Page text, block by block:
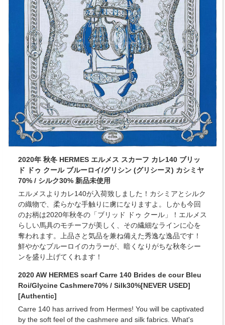
2020年 秋冬 HERMES エルメス スカーフ カレ140 ブリッ
ド ドゥ クール ブルーロイ/グリシン (グリシーヌ) カシミヤ
70% / シルク30% 新品未使用
エルメスよりカレ140が入荷致しました！カシミアとシルク
の織物で、柔らかな手触りに虜になりますよ。しかも今回
のお柄は2020年秋冬の「ブリッド ドゥ クール」！エルメス
らしい馬具のモチーフが美しく、その繊細なラインに心を
奪われます。上品さと気品を兼ね備えた秀逸な逸品です！
鮮やかなブルーロイのカラーが、暗くなりがちな秋冬シー
ンを盛り上げてくれます！
2020 AW HERMES scarf Carre 140 Brides de cour Bleu
Roi/Glycine Cashmere70% / Silk30%[NEVER USED]
[Authentic]
Carre 140 has arrived from Hermes! You will be captivated
by the soft feel of the cashmere and silk fabrics. What's